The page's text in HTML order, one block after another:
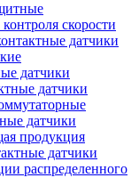
скорости
датчики
датчики
датчики
датчики
продукция
датчики
распределенного